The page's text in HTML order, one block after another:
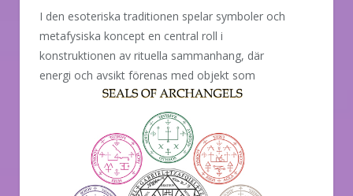
I den esoteriska traditionen spelar symboler och
metafysiska koncept en central roll i
konstruktionen av rituella sammanhang, där
energi och avsikt förenas med objekt som